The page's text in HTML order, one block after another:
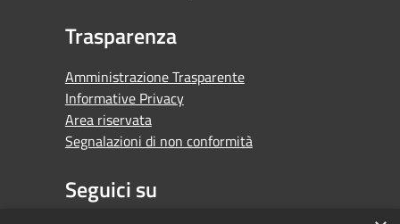
Trasparenza
Amministrazione Trasparente
Informative Privacy
Area riservata
Segnalazioni di non conformità
Seguici su